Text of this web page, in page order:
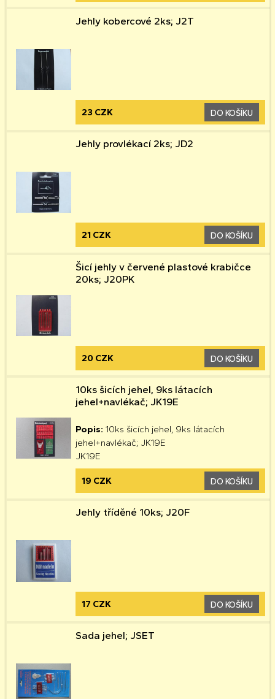
Jehly kobercové 2ks; J2T
23 CZK DO KOŠÍKU
Jehly provlékací 2ks; JD2
21 CZK DO KOŠÍKU
Šicí jehly v červené plastové krabičce
20ks; J20PK
20 CZK DO KOŠÍKU
10ks šicích jehel, 9ks látacích
jehel+navlékač; JK19E
Popis: 10ks šicích jehel, 9ks látacích
jehel+navlékač; JK19E
JK19E
19 CZK DO KOŠÍKU
Jehly tříděné 10ks; J20F
17 CZK DO KOŠÍKU
Sada jehel; JSET